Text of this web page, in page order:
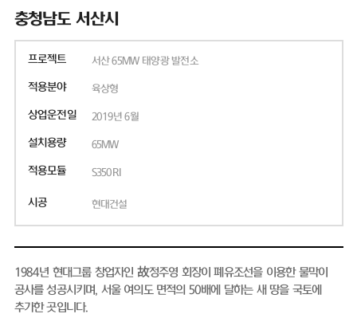
충청남도 서산시
프로젝트 서산 65MW 태양광 발전소
적용분야 육상형
상업운전일 2019년 6월
설치용량 65MW
적용모듈 S350RI
시공 현대건설
1984년 현대그룹 창업자인 故정주영 회장이 폐유조선을 이용한 물막이
공사를 성공시키며, 서울 여의도 면적의 50배에 달하는 새 땅을 국토에
추가한 곳입니다.